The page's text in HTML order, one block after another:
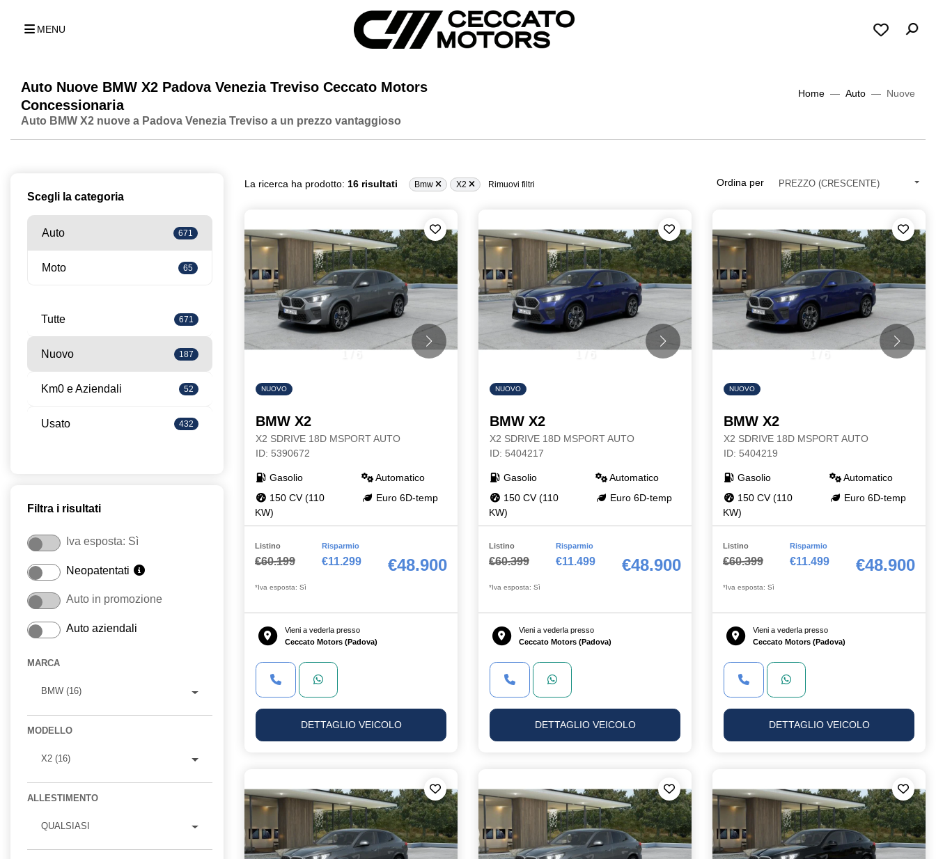
MENU
Auto Nuove BMW X2 Padova Venezia Treviso Ceccato Motors
Concessionaria
Auto BMW X2 nuove a Padova Venezia Treviso a un prezzo vantaggioso
Home Auto Nuove
Scegli la categoria
Auto 671
Moto 65
Tutte 671
Nuovo 187
Km0 e Aziendali 52
Usato 432
Filtra i risultati
Iva esposta: Sì
Neopatentati
Auto in promozione
Auto aziendali
MARCA
BMW (16)
MODELLO
X2 (16)
ALLESTIMENTO
QUALSIASI
La ricerca ha prodotto: 16 risultati Bmw X2 Rimuovi filtri Ordina per PREZZO (CRESCENTE)
1 /6
NUOVO
BMW X2
X2 SDRIVE 18D MSPORT AUTO
ID: 5390672
Gasolio
Automatico
150 CV (110
KW)
Euro 6D-temp
Listino
€60.199
Risparmio
€11.299 €48.900
*Iva esposta: Sì
Vieni a vederla presso
Ceccato Motors (Padova)
DETTAGLIO VEICOLO
1 /6
NUOVO
BMW X2
X2 SDRIVE 18D MSPORT AUTO
ID: 5404217
Gasolio
Automatico
150 CV (110
KW)
Euro 6D-temp
Listino
€60.399
Risparmio
€11.499 €48.900
*Iva esposta: Sì
Vieni a vederla presso
Ceccato Motors (Padova)
DETTAGLIO VEICOLO
1 /6
NUOVO
BMW X2
X2 SDRIVE 18D MSPORT AUTO
ID: 5404219
Gasolio
Automatico
150 CV (110
KW)
Euro 6D-temp
Listino
€60.399
Risparmio
€11.499 €48.900
*Iva esposta: Sì
Vieni a vederla presso
Ceccato Motors (Padova)
DETTAGLIO VEICOLO